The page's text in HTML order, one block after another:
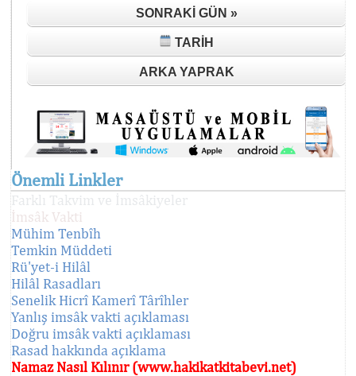
SONRAKI GÜN »
TARIH
ARKA YAPRAK
Önemli Linkler
Farklı Takvim ve İmsâkiyeler
İmsâk Vakti
Mühim Tenbîh
Temkin Müddeti
Rü'yet-i Hilâl
Hilâl Rasadları
Senelik Hicrî Kamerî Târîhler
Yanlış imsâk vakti açıklaması
Doğru imsâk vakti açıklaması
Rasad hakkında açıklama
Namaz Nasıl Kılınır (www.hakikatkitabevi.net)